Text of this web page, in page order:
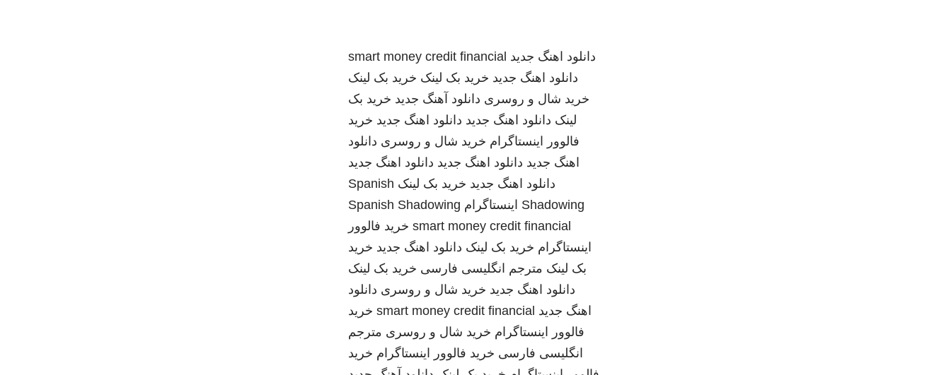
دانلود اهنگ جدید smart money credit financial
دانلود اهنگ جدید خرید بک لینک خرید بک لینک
خرید شال و روسری دانلود آهنگ جدید خرید بک
لینک دانلود اهنگ جدید دانلود اهنگ جدید خرید
فالوور اینستاگرام خرید شال و روسری دانلود
اهنگ جدید دانلود اهنگ جدید دانلود اهنگ جدید
دانلود اهنگ جدید خرید بک لینک Spanish
Shadowing اینستاگرام Spanish Shadowing
smart money credit financial خرید فالوور
اینستاگرام خرید بک لینک دانلود اهنگ جدید خرید
بک لینک مترجم انگلیسی فارسی خرید بک لینک
دانلود اهنگ جدید خرید شال و روسری دانلود
اهنگ جدید smart money credit financial خرید
فالوور اینستاگرام خرید شال و روسری مترجم
انگلیسی فارسی خرید فالوور اینستاگرام خرید